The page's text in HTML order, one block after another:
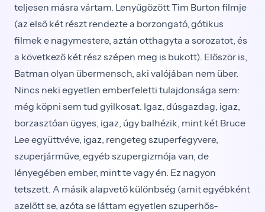
teljesen másra vártam. Lenyűgözött Tim Burton filmje
(az első két részt rendezte a borzongató, gótikus
filmek e nagymestere, aztán otthagyta a sorozatot, és
a következő két rész szépen meg is bukott). Először is,
Batman olyan übermensch, aki valójában nem über.
Nincs neki egyetlen emberfeletti tulajdonsága sem:
még köpni sem tud gyilkosat. Igaz, dúsgazdag, igaz,
borzasztóan ügyes, igaz, úgy balhézik, mint két Bruce
Lee együttvéve, igaz, rengeteg szuperfegyvere,
szuperjárműve, egyéb szupergizmója van, de
lényegében ember, mint te vagy én. Ez nagyon
tetszett. A másik alapvető különbség (amit egyébként
azelőtt se, azóta se láttam egyetlen szuperhős-